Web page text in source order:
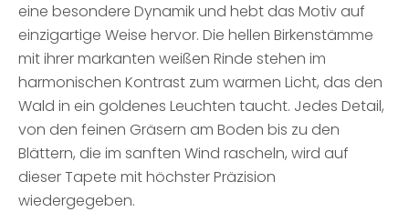
eine besondere Dynamik und hebt das Motiv auf
einzigartige Weise hervor. Die hellen Birkenstämme
mit ihrer markanten weißen Rinde stehen im
harmonischen Kontrast zum warmen Licht, das den
Wald in ein goldenes Leuchten taucht. Jedes Detail,
von den feinen Gräsern am Boden bis zu den
Blättern, die im sanften Wind rascheln, wird auf
dieser Tapete mit höchster Präzision
wiedergegeben.